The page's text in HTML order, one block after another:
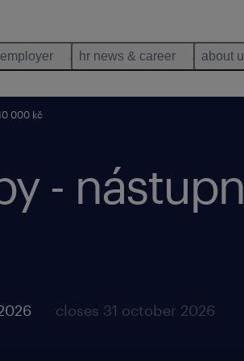
hr news & career about
000 kč
-
closes 31 october 2026